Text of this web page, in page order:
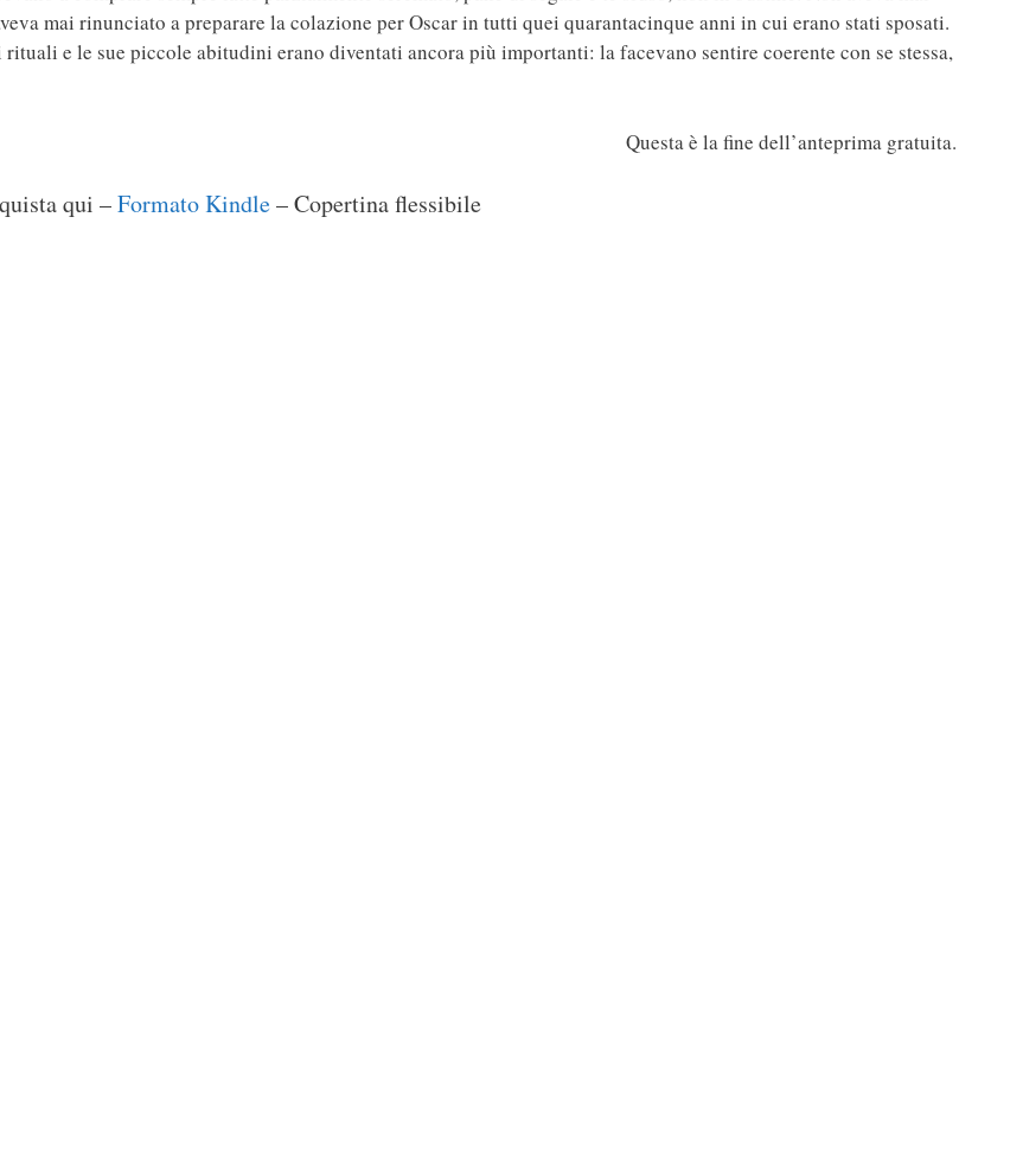
mai rinunciato a preparare la colazione per Oscar in tutti quei quarantacinque anni in cui erano stati sposati.
e le sue piccole abitudini erano diventati ancora più importanti: la facevano sentire coerente con se stessa,
Questa è la fine dell’anteprima gratuita.
qui –Formato Kindle– Copertina flessibile